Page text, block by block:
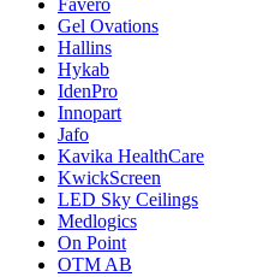
Favero
Gel Ovations
Hallins
Hykab
IdenPro
Innopart
Jafo
Kavika HealthCare
KwickScreen
LED Sky Ceilings
Medlogics
On Point
OTM AB